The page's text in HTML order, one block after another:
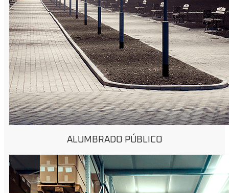
ALUMBRADO PÚBLICO